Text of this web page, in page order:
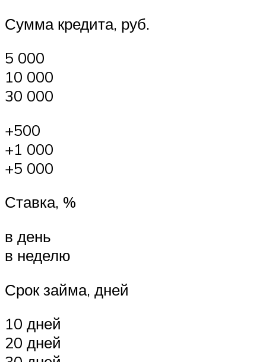
Сумма кредита, руб.
5 000
10 000
30 000
+500
+1 000
+5 000
Ставка, %
в день
в неделю
Срок займа, дней
10 дней
20 дней